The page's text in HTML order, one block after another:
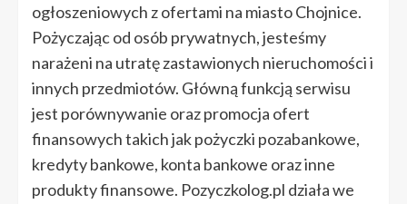
ogłoszeniowych z ofertami na miasto Chojnice.
Pożyczając od osób prywatnych, jesteśmy
narażeni na utratę zastawionych nieruchomości i
innych przedmiotów. Główną funkcją serwisu
jest porównywanie oraz promocja ofert
finansowych takich jak pożyczki pozabankowe,
kredyty bankowe, konta bankowe oraz inne
produkty finansowe. Pozyczkolog.pl działa we